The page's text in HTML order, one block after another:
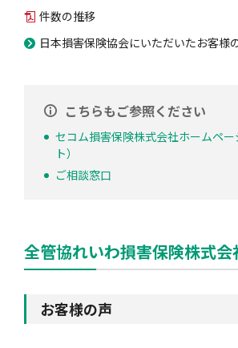
件数の推移
日本損害保険協会にいただいたお客様
こちらもご参照ください
セコム損害保険株式会社ホームペー
ト）
ご相談窓口
全管協れいわ損害保険株式会
お客様の声